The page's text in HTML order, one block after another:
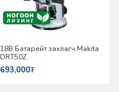
18В Батарейт захлагч Makita
DRT50Z
693,000₮